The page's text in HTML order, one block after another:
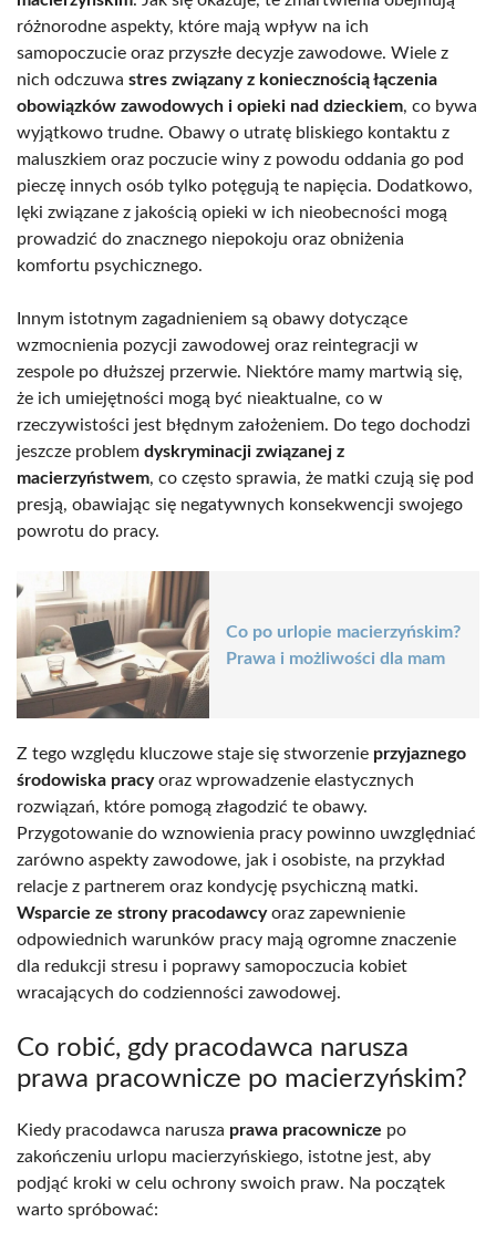
różnorodne aspekty, które mają wpływ na ich
samopoczucie oraz przyszłe decyzje zawodowe. Wiele z
nich odczuwa stres związany z koniecznością łączenia
obowiązków zawodowych i opieki nad dzieckiem, co bywa
wyjątkowo trudne. Obawy o utratę bliskiego kontaktu z
maluszkiem oraz poczucie winy z powodu oddania go pod
pieczę innych osób tylko potęgują te napięcia. Dodatkowo,
lęki związane z jakością opieki w ich nieobecności mogą
prowadzić do znacznego niepokoju oraz obniżenia
komfortu psychicznego.
Innym istotnym zagadnieniem są obawy dotyczące
wzmocnienia pozycji zawodowej oraz reintegracji w
zespole po dłuższej przerwie. Niektóre mamy martwią się,
że ich umiejętności mogą być nieaktualne, co w
rzeczywistości jest błędnym założeniem. Do tego dochodzi
jeszcze problem dyskryminacji związanej z
macierzyństwem, co często sprawia, że matki czują się pod
presją, obawiając się negatywnych konsekwencji swojego
powrotu do pracy.
Co po urlopie macierzyńskim?
Prawa i możliwości dla mam
Z tego względu kluczowe staje się stworzenie przyjaznego
środowiska pracyoraz wprowadzenie elastycznych
rozwiązań, które pomogą złagodzić te obawy.
Przygotowanie do wznowienia pracy powinno uwzględniać
zarówno aspekty zawodowe, jak i osobiste, na przykład
relacje z partnerem oraz kondycję psychiczną matki.
Wsparcie ze strony pracodawcyoraz zapewnienie
odpowiednich warunków pracy mają ogromne znaczenie
dla redukcji stresu i poprawy samopoczucia kobiet
wracających do codzienności zawodowej.
Co robić, gdy pracodawca narusza
prawa pracownicze po macierzyńskim?
Kiedy pracodawca narusza prawa pracownicze po
zakończeniu urlopu macierzyńskiego, istotne jest, aby
podjąć kroki w celu ochrony swoich praw. Na początek
warto spróbować: